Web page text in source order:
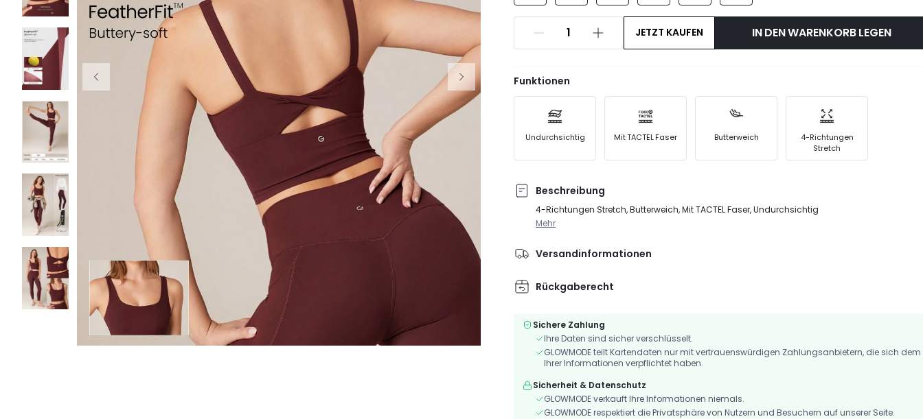
JETZT KAUFEN IN DEN WARENKORB LEGEN
Funktionen
Undurchsichtig Mit TACTEL Faser Butterweich
4-Richtungen
Stretch
Beschreibung
4-Richtungen Stretch, Butterweich, Mit TACTEL Faser, Undurchsichtig
Mehr
Versandinformationen
Rückgaberecht
Sichere Zahlung
Ihre Daten sind sicher verschlüsselt.
GLOWMODE teilt Kartendaten nur mit vertrauenswürdigen Zahlungsanbietern, die sich
Ihrer Informationen verpflichtet haben.
Sicherheit & Datenschutz
GLOWMODE verkauft Ihre Informationen niemals.
GLOWMODE respektiert die Privatsphäre von Nutzern und Besuchern auf unserer Seite.